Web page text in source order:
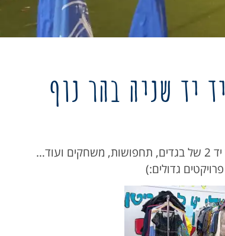
יד שניה בהר נוף
סניף הר נוף בשיתוף ביה"ס ערך ביום ראשון כ"א בשבט יריד יד 2 של בגדים, תחפושות, משחקים ועוד…
גדולים:)